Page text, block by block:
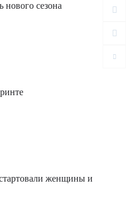
нового сезона
женщины и